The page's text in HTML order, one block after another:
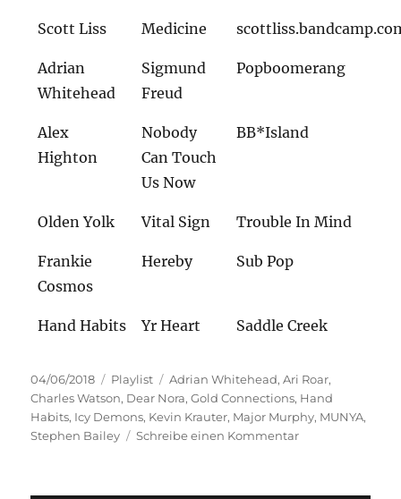
Scott Liss Medicine
Adrian
Whitehead
Sigmund
Freud
Popboomerang
Alex
Highton
Nobody
Can Touch
Us Now
BB*Island
Olden Yolk Vital Sign Trouble In Mind
Frankie
Cosmos
Hereby Sub Pop
Hand Habits Yr Heart Saddle Creek
Veröffentlicht
am
04/06/2018 Kategorien
Playlist Schlagwörter
Adrian Whitehead,Ari Roar,
Charles Watson, Dear Nora,Gold Connections, Hand
Habits, Icy Demons, Kevin Krauter, Major Murphy, MUNYA,
Stephen Bailey
Schreibe einen Kommentarzu